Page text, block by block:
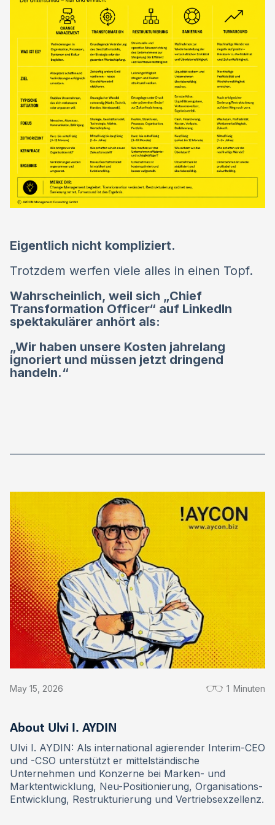
Eigentlich nicht kompliziert.
Trotzdem werfen viele alles in einen Topf.
Wahrscheinlich, weil sich „Chief
Transformation Officer“ auf LinkedIn
spektakulärer anhört als:
„Wir haben unsere Kosten jahrelang
ignoriert und müssen jetzt dringend
handeln.“
May 15, 2026 1 Minuten
About Ulvi I. AYDIN
Ulvi I. AYDIN: Als international agierender Interim-CEO
und -CSO unterstützt er mittelständische
Unternehmen und Konzerne bei Marken- und
Marktentwicklung, Neu-Positionierung, Organisations-
Entwicklung, Restrukturierung und Vertriebsexzellenz.